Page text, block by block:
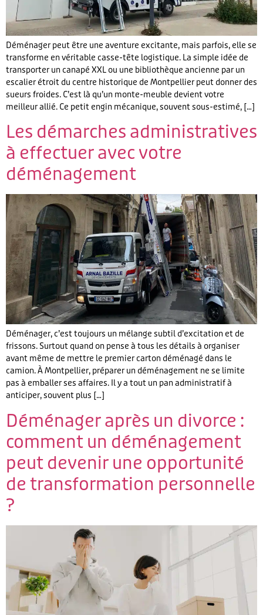
Déménager peut être une aventure excitante, mais parfois, elle se
transforme en véritable casse-tête logistique. La simple idée de
transporter un canapé XXL ou une bibliothèque ancienne par un
escalier étroit du centre historique de Montpellier peut donner des
sueurs froides. C’est là qu’un monte-meuble devient votre
meilleur allié. Ce petit engin mécanique, souvent sous-estimé, […]
Les démarches administratives
à effectuer avec votre
déménagement
Déménager, c’est toujours un mélange subtil d’excitation et de
frissons. Surtout quand on pense à tous les détails à organiser
avant même de mettre le premier carton déménagé dans le
camion. À Montpellier, préparer un déménagement ne se limite
pas à emballer ses affaires. Il y a tout un pan administratif à
anticiper, souvent plus […]
Déménager après un divorce :
comment un déménagement
peut devenir une opportunité
de transformation personnelle
?